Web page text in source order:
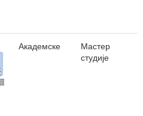
Академске
Мастер
студије